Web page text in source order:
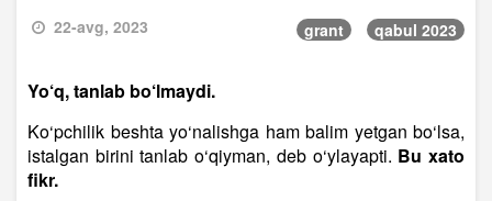
22-avg, 2023 grant qabul 2023
Yo‘q, tanlab bo‘lmaydi.
Ko‘pchilik beshta yo‘nalishga ham balim yetgan bo‘lsa,
istalgan birini tanlab o‘qiyman, deb o‘ylayapti. Bu xato
fikr.